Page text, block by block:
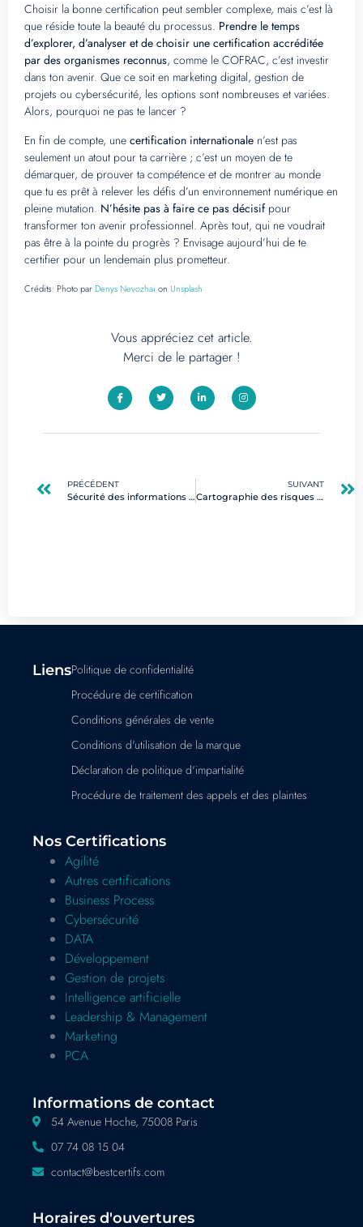
Choisir la bonne certification peut sembler complexe, mais c’est là
que réside toute la beauté du processus. Prendre le temps
d’explorer, d’analyser et de choisir une certification accréditée
par des organismes reconnus, comme le COFRAC, c’est investir
dans ton avenir. Que ce soit en marketing digital, gestion de
projets ou cybersécurité, les options sont nombreuses et variées.
Alors, pourquoi ne pas te lancer ?
En fin de compte, une certification internationale n’est pas
seulement un atout pour ta carrière ; c’est un moyen de te
démarquer, de prouver ta compétence et de montrer au monde
que tu es prêt à relever les défis d’un environnement numérique en
pleine mutation. N’hésite pas à faire ce pas décisifpour
transformer ton avenir professionnel. Après tout, qui ne voudrait
pas être à la pointe du progrès ? Envisage aujourd’hui de te
certifier pour un lendemain plus prometteur.
Crédits: Photo par Denys Nevozhai on Unsplash
Vous appréciez cet article.
Merci de le partager !
PRÉCÉDENT
Sécurité des informations : comment anticiper les menaces numériques modernes
SUIVANT
Cartographie des risques en cybersécurité : guide pour les métiers du digital
LiensPolitique de confidentialité
Procédure de certification
Conditions générales de vente
Conditions d'utilisation de la marque
Déclaration de politique d'impartialité
Procédure de traitement des appels et des plaintes
Nos Certifications
Agilité
Autres certifications
Business Process
Cybersécurité
DATA
Développement
Gestion de projets
Intelligence artificielle
Leadership & Management
Marketing
PCA
Informations de contact
54 Avenue Hoche, 75008 Paris
07 74 08 15 04
contact@bestcertifs.com
Horaires d'ouvertures